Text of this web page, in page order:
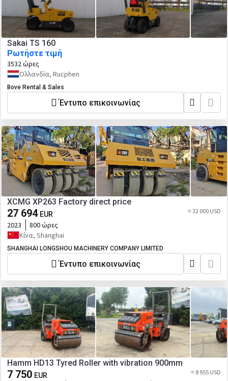
Sakai TS 160
Ρωτήστε τιμή
3532 ώρες
Ολλανδία, Rucphen
Bove Rental & Sales
Έντυπο επικοινωνίας
XCMG XP263 Factory direct price
27 694 EUR ≈ 32 000 USD
2023
800 ώρες
Κίνα, Shanghai
SHANGHAI LONGSHOU MACHINERY COMPANY LIMITED
Έντυπο επικοινωνίας
Hamm HD13 Tyred Roller with vibration 900mm
7 750 EUR ≈ 8 955 USD